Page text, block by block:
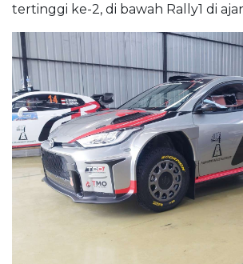
tertinggi ke-2, di bawah Rally1 di